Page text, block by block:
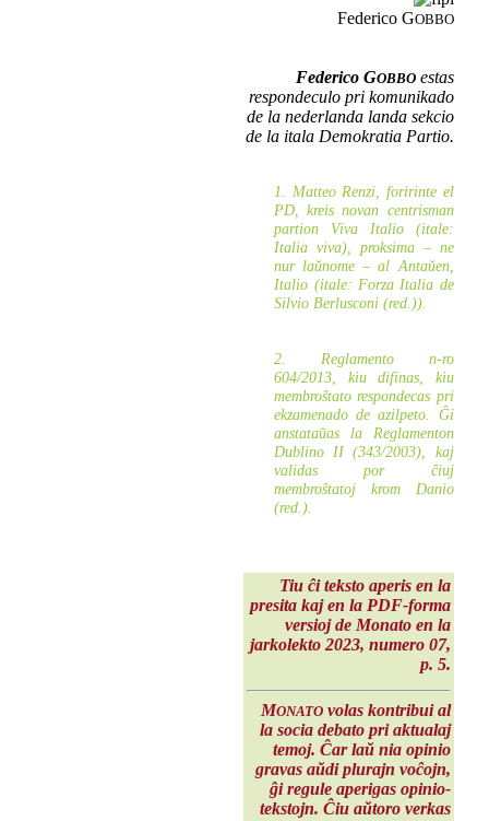
Federico GOBBO
Federico GOBBO estas
respondeculo pri komunikado
de la nederlanda landa sekcio
de la itala Demokratia Partio.
1. Matteo Renzi, foririnte el
PD, kreis novan centrisman
partion Viva Italio (itale:
Italia viva), proksima – ne
nur laŭnome – al Antaŭen,
Italio (itale: Forza Italia de
Silvio Berlusconi (red.)).
2. Reglamento n-ro
604/2013, kiu difinas, kiu
membroŝtato respondecas pri
ekzamenado de azilpeto. Ĝi
anstataŭas la Reglamenton
Dublino II (343/2003), kaj
validas por ĉiuj
membroŝtatoj krom Danio
(red.).
Tiu ĉi teksto aperis en la
presita kaj en la PDF-forma
versioj de Monato en la
jarkolekto 2023, numero 07,
p. 5.
MONATOvolas kontribui al
la socia debato pri aktualaj
temoj. Ĉar laŭ nia opinio
gravas aŭdi plurajn voĉojn,
ĝi regule aperigas opinio-
tekstojn. Ĉiu aŭtoro verkas